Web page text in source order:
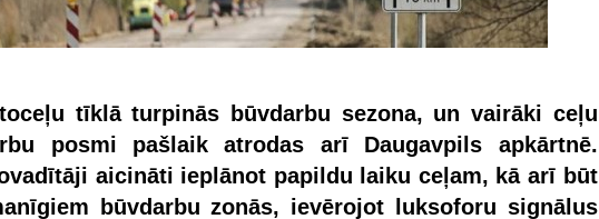
tīklā turpinās būvdarbu sezona, un vairāki ceļu
posmi pašlaik atrodas arī Daugavpils apkārtnē.
aicināti ieplānot papildu laiku ceļam, kā arī būt
būvdarbu zonās, ievērojot luksoforu signālus